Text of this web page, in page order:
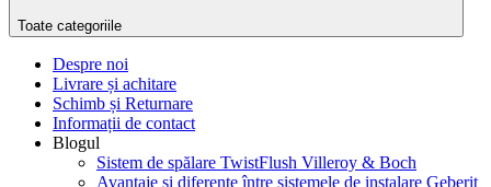
Toate categoriile
Despre noi
Livrare și achitare
Schimb și Returnare
Informații de contact
Blogul
Sistem de spălare TwistFlush Villeroy & Boch
Avantaje și diferențe între sistemele de instalare Geberit